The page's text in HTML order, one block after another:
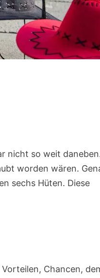
nicht so weit
worden wären.
sechs Hüten. Diese
Chancen,